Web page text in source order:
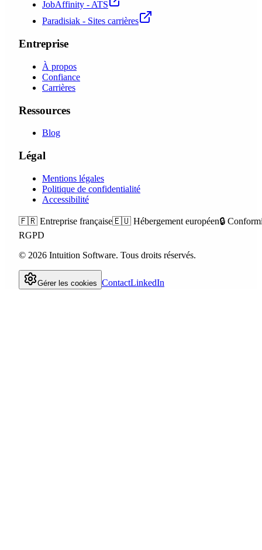
JobAffinity - ATS
Paradisiak - Sites carrières
Entreprise
À propos
Confiance
Carrières
Ressources
Blog
Légal
Mentions légales
Politique de confidentialité
Accessibilité
🇫🇷 Entreprise française🇪🇺 Hébergement européen🔒
RGPD
© 2026 Intuition Software. Tous droits réservés.
Gérer les cookies ContactLinkedIn